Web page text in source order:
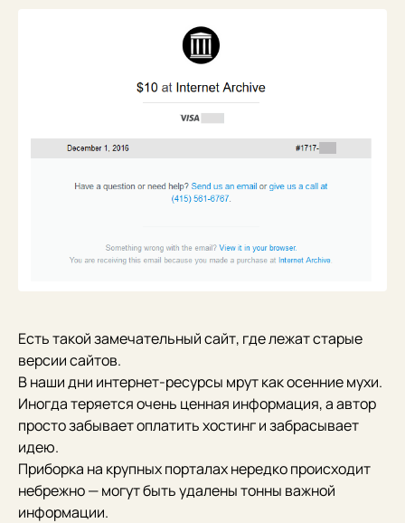
Есть такой замечательный сайт, где лежат старые
версии сайтов.
В наши дни интернет-ресурсы мрут как осенние мухи.
Иногда теряется очень ценная информация, а автор
просто забывает оплатить хостинг и забрасывает
идею.
Приборка на крупных порталах нередко происходит
небрежно — могут быть удалены тонны важной
информации.